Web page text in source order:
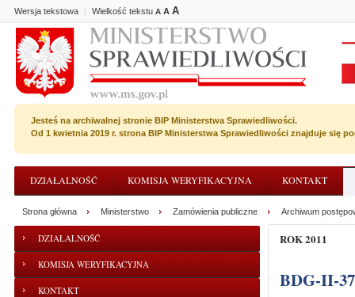
Wersja tekstowa | Wielkość tekstu A A A
Jesteś na archiwalnej stronie BIP Ministerstwa Sprawiedliwości.
Od 1 kwietnia 2019 r. strona BIP Ministerstwa Sprawiedliwości znajduje się
DZIAŁALNOŚĆ KOMISJA WERYFIKACYJNA KONTAKT
DZIAŁALNOŚĆ
KOMISJA WERYFIKACYJNA
KONTAKT
Strona główna Ministerstwo Zamówienia publiczne Archiwum
ROK 2011
BDG-II-